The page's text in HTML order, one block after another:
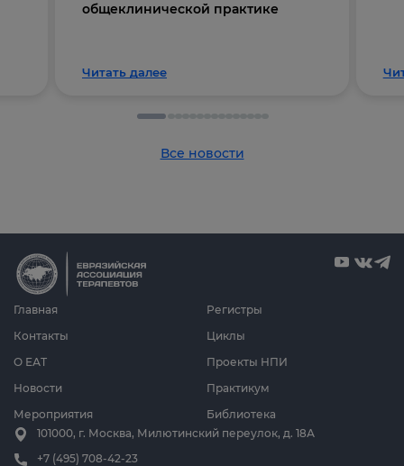
общеклинической практике
Читать далее
Все новости
Главная
О ЕАТ
Новости
Мероприятия
Циклы
Проекты НПИ
Практикум
Библиотека
Регистры
Контакты
101000, г. Москва, Милютинский переулок, д. 18А
+7 (495) 708-42-23